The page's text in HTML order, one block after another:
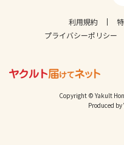
利用規約
プライバシーポリシー
Copyright © Yakult
Produced